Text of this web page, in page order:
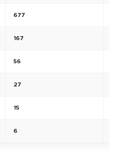
677
167
56
27
15
6